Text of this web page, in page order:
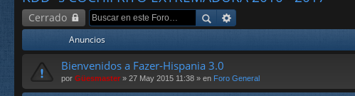
rá
Cerrado
Anuncios
Bienvenidos a Fazer-Hispania 3.0
por Güesmaster » 27 May 2015 11:38 » en Foro General